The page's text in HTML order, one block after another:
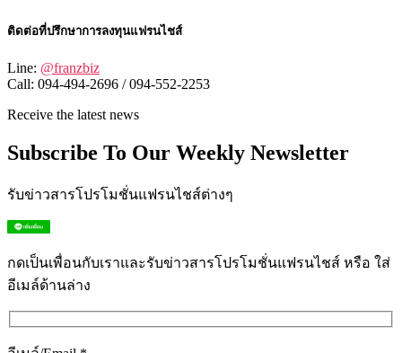
ติดต่อที่ปรึกษาการลงทุนแฟรนไชส์
Line: @franzbiz
Call: 094-494-2696 / 094-552-2253
Receive the latest news
Subscribe To Our Weekly Newsletter
รับข่าวสารโปรโมชั่นแฟรนไชส์ต่างๆ
กดเป็นเพื่อนกับเราและรับข่าวสารโปรโมชั่นแฟรนไชส์ หรือ ใส่
อีเมล์ด้านล่าง